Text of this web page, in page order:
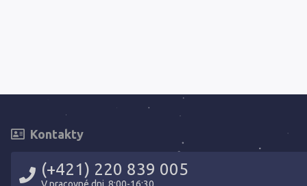
Kontakty
(+421) 220 839 005